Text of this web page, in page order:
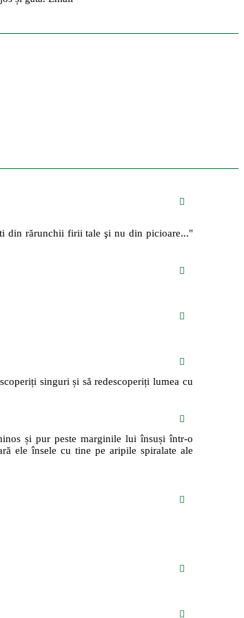
din rărunchii firii tale şi nu din picioare..."
singuri și să redescoperiți lumea cu
și pur peste marginile lui însuși într-o
ele însele cu tine pe aripile spiralate ale